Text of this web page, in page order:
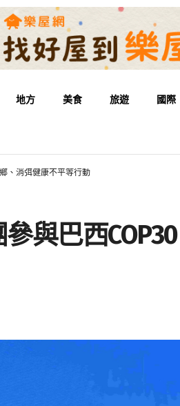
地方 美食 旅遊 國際
、消弭健康不平等行動
與巴西